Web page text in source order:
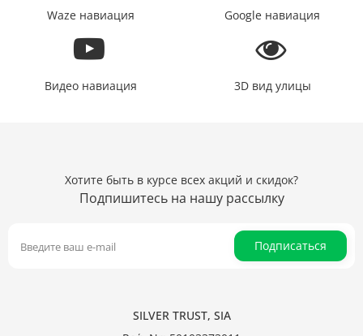
Waze навиация Google навиация
Видео навиация 3D вид улицы
Хотите быть в курсе всех акций и скидок?
Подпишитесь на нашу рассылку
Подписаться
SILVER TRUST, SIA